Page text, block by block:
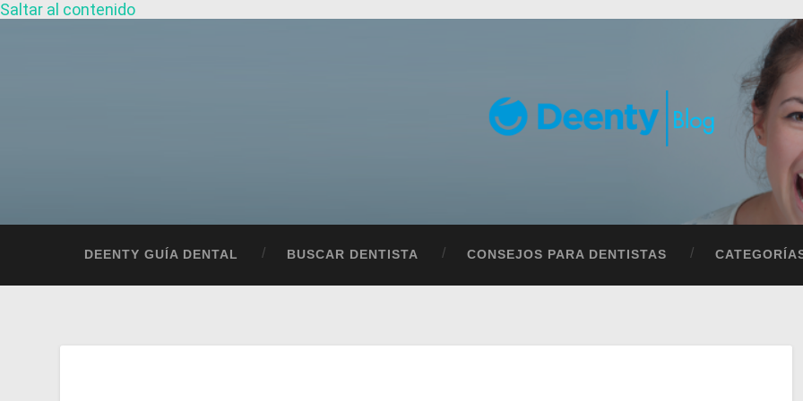
Saltar al contenido
Guía
DEENTY GUÍA DENTAL BUSCAR DENTISTA CONSEJOS PARA DENTISTAS